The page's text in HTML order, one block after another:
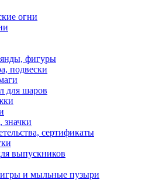
огни
фигуры
подвески
для шаров
значки
сертификаты
выпускников
и мыльные пузыри